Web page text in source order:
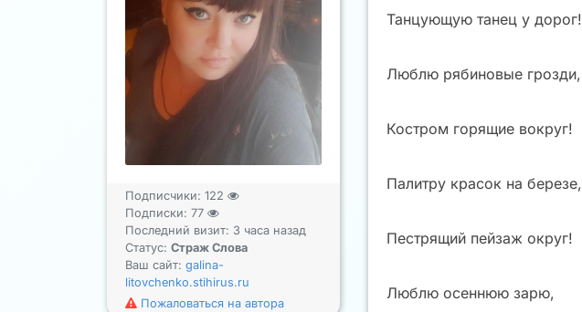
Подписчики: 122
Подписки: 77
Последний визит: 3 часа назад
Статус: Страж Слова
Ваш сайт: galina-
litovchenko.stihirus.ru
Пожаловаться на автора
Танцующую танец у дорог!
Люблю рябиновые грозди,
Костром горящие вокруг!
Палитру красок на березе,
Пестрящий пейзаж округ!
Люблю осеннюю зарю,